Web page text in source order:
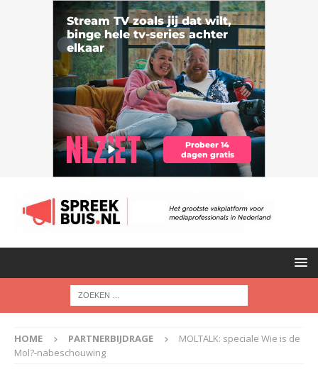
HOME PARTNERBIJDRAGE
MOLTALK: speciale Wie is de
Mol?-nabeschouwing